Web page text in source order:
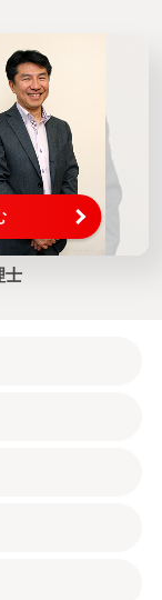
士